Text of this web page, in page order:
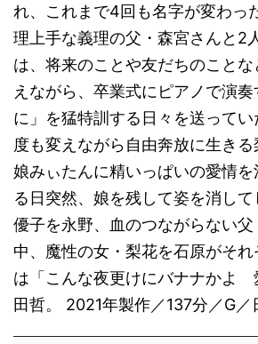
れ、これまで4回も名字が変わっ
理上手な義理の父・森宮さんと2
は、将来のことや友だちのこと
えながら、卒業式にピアノで演
に」を猛特訓する日々を送って
度も変えながら自由奔放に生き
娘みぃたんに精いっぱいの愛情
る日突然、娘を残して姿を消して
優子を永野、血のつながらない父
中、魔性の女・梨花を石原がそ
は「こんな夜更けにバナナかよ
田哲。 2021年製作／137分／G／